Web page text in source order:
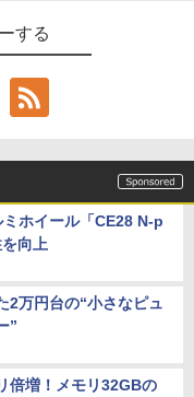
する
ホイール「CE28 N-p
向上
2万円台の“小さなピュ
”
倍増！メモリ32GBの